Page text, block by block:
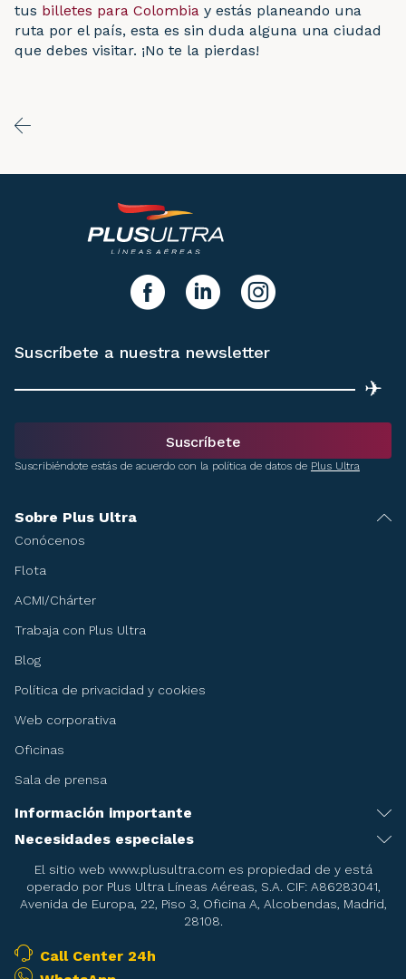
tus billetes para Colombia y estás planeando una
ruta por el país, esta es sin duda alguna una ciudad
que debes visitar. ¡No te la pierdas!
Sobre Plus Ultra
Conócenos
Flota
ACMI/Chárter
Trabaja con Plus Ultra
Blog
Política de privacidad y cookies
Web corporativa
Oficinas
Sala de prensa
Información importante
Recomendaciones antes de viajar
Condiciones del billete
Condiciones de la reserva de asientos
Condiciones del Transporte
Mascotas
Necesidades especiales
Servicio de asistencia especial
Embarazadas
Pasajeros en camilla
El sitio web www.plusultra.com es propiedad de y está
operado por Plus Ultra Líneas Aéreas, S.A. CIF: A86283041,
Avenida de Europa, 22, Piso 3, Oficina A, Alcobendas, Madrid,
28108.
facebooklinkedIn instagram
Call Center 24h
Suscríbete a nuestra newsletter
✈
Suscríbete
Suscribiéndote estás de acuerdo con la política de datos de Plus Ultra